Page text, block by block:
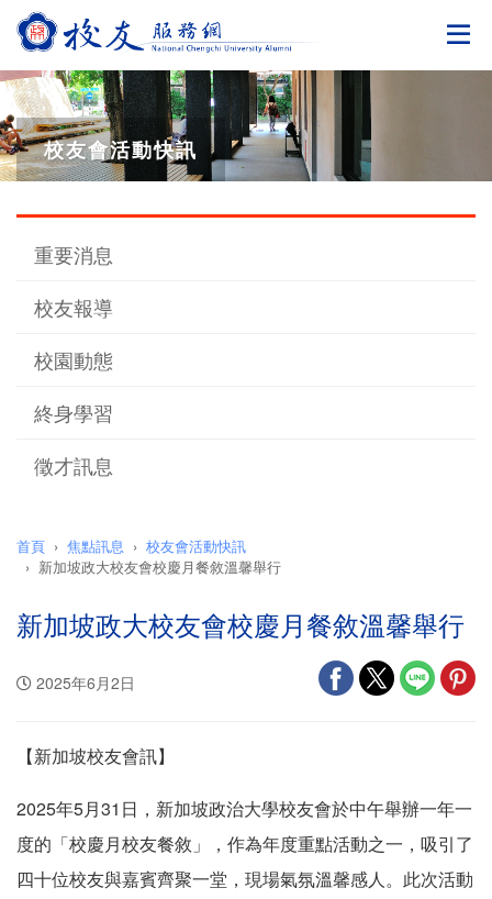
切
校友會活動快訊
重要消息
校友報導
校園動態
終身學習
徵才訊息
首頁 焦點訊息
校友會活動快訊
新加坡政大校友會校慶月餐敘溫馨舉行
新加坡政大校友會校慶月餐敘溫馨舉行
2025年6月2日
【新加坡校友會訊】
2025年5月31日，新加坡政治大學校友會於中午舉辦一年一
度的「校慶月校友餐敘」，作為年度重點活動之一，吸引了
四十位校友與嘉賓齊聚一堂，現場氣氛溫馨感人。此次活動